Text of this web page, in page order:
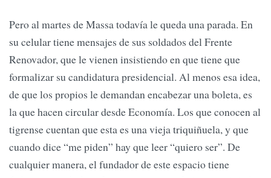
Pero al martes de Massa todavía le queda una parada. En
su celular tiene mensajes de sus soldados del Frente
Renovador, que le vienen insistiendo en que tiene que
formalizar su candidatura presidencial. Al menos esa idea,
de que los propios le demandan encabezar una boleta, es
la que hacen circular desde Economía. Los que conocen al
tigrense cuentan que esta es una vieja triquiñuela, y que
cuando dice “me piden” hay que leer “quiero ser”. De
cualquier manera, el fundador de este espacio tiene